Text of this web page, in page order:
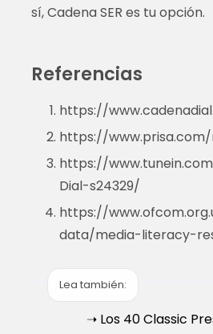
sí, Cadena SER es tu opción.
Referencias
https://
https://
https://
Dial-s24329/
https://
data/media-literacy-
Lea también:
➝ Los 40 Classic